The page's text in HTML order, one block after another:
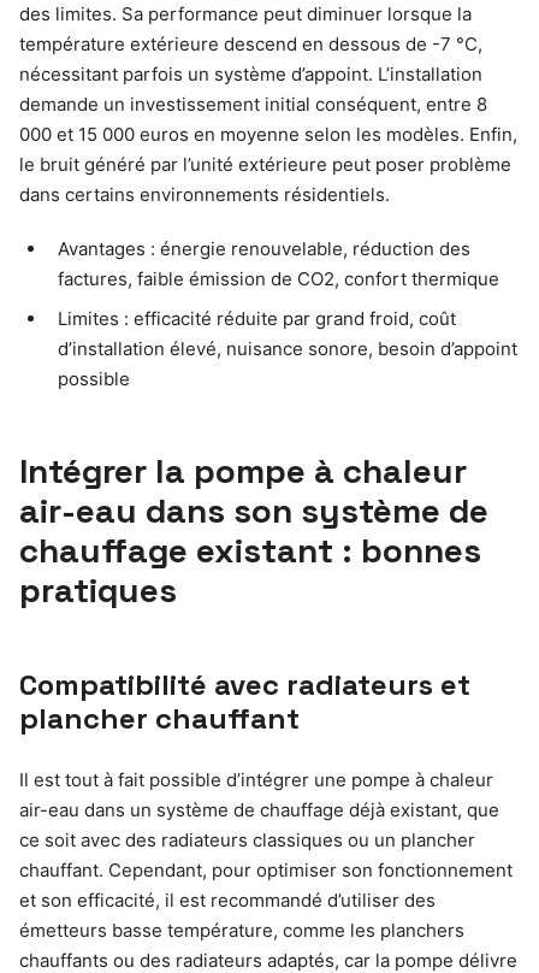
des limites. Sa performance peut diminuer lorsque la
température extérieure descend en dessous de -7 °C,
nécessitant parfois un système d’appoint. L’installation
demande un investissement initial conséquent, entre 8
000 et 15 000 euros en moyenne selon les modèles. Enfin,
le bruit généré par l’unité extérieure peut poser problème
dans certains environnements résidentiels.
Avantages : énergie renouvelable, réduction des
factures, faible émission de CO2, confort thermique
Limites : efficacité réduite par grand froid, coût
d’installation élevé, nuisance sonore, besoin d’appoint
possible
Intégrer la pompe à chaleur
air-eau dans son système de
chauffage existant : bonnes
pratiques
Compatibilité avec radiateurs et
plancher chauffant
Il est tout à fait possible d’intégrer une pompe à chaleur
air-eau dans un système de chauffage déjà existant, que
ce soit avec des radiateurs classiques ou un plancher
chauffant. Cependant, pour optimiser son fonctionnement
et son efficacité, il est recommandé d’utiliser des
émetteurs basse température, comme les planchers
chauffants ou des radiateurs adaptés, car la pompe délivre